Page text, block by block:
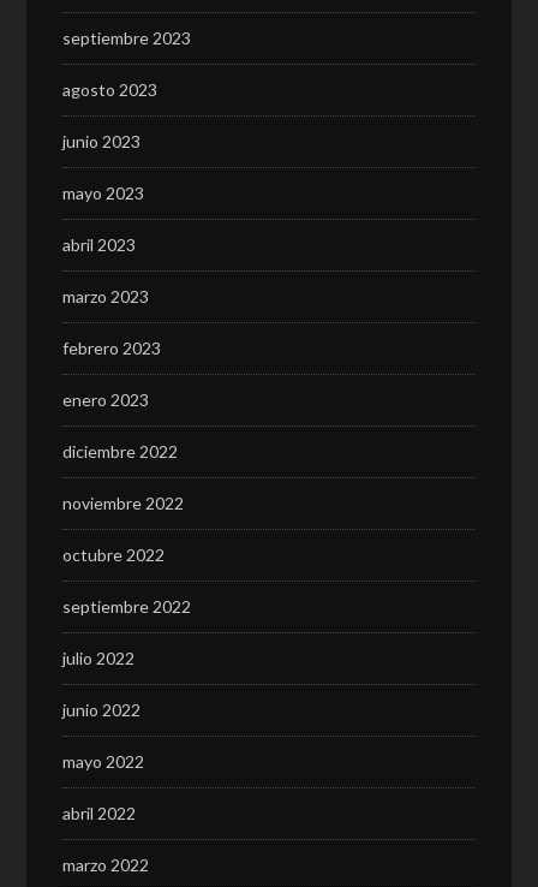
septiembre 2023
agosto 2023
junio 2023
mayo 2023
abril 2023
marzo 2023
febrero 2023
enero 2023
diciembre 2022
noviembre 2022
octubre 2022
septiembre 2022
julio 2022
junio 2022
mayo 2022
abril 2022
marzo 2022